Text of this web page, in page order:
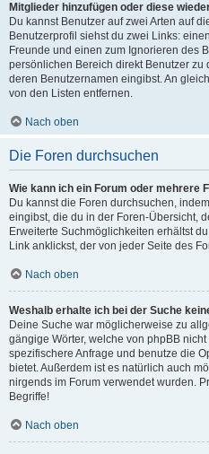
Mitglieder hinzufügen oder diese
Du kannst Benutzer auf zwei Arten auf
Benutzerprofil siehst du zwei Links:
Freunde und einen zum Ignorieren des
persönlichen Bereich direkt Benutzer zu
deren Benutzernamen eingibst. An
von den Listen entfernen.
Nach oben
Die Foren durchsuchen
Wie kann ich ein Forum oder mehrere
Du kannst die Foren durchsuchen,
eingibst, die du in der Foren-Übersicht,
Erweiterte Suchmöglichkeiten erhältst
Link anklickst, der von jeder Seite des
Nach oben
Weshalb erhalte ich bei der Suche
Deine Suche war möglicherweise zu
gängige Wörter, welche von phpBB
spezifischere Anfrage und benutze die
bietet. Außerdem ist es natürlich auch
nirgends im Forum verwendet wurden.
Begriffe!
Nach oben